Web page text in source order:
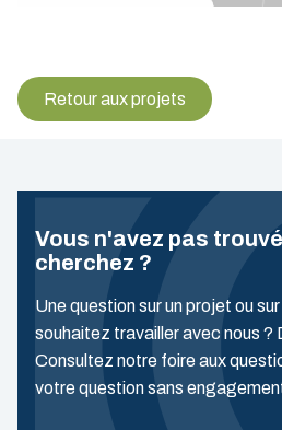
Retour aux projets
Vous n'avez pas
cherchez ?
Une question sur un projet ou
souhaitez travailler avec nous ?
Consultez notre foire aux
votre question sans